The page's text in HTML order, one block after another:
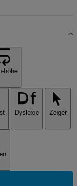
höhe
Dyslexie Zeiger